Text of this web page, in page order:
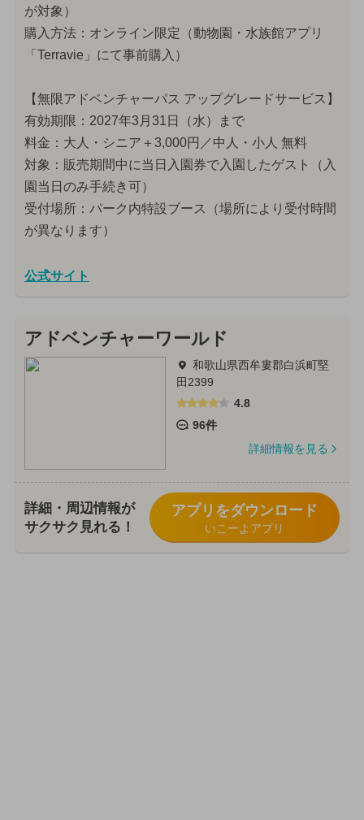
が対象）
購入方法：オンライン限定（動物園・水族館アプリ
「Terravie」にて事前購入）
【無限アドベンチャーパス アップグレードサービス】
有効期限：2027年3月31日（水）まで
料金：大人・シニア＋3,000円／中人・小人 無料
対象：販売期間中に当日入園券で入園したゲスト（入
園当日のみ手続き可）
受付場所：パーク内特設ブース（場所により受付時間
が異なります）
公式サイト
アドベンチャーワールド
和歌山県西牟婁郡白浜町堅
田2399
4.8
96件
詳細情報を見る
詳細・周辺情報が
サクサク見れる！
アプリをダウンロード
いこーよアプリ